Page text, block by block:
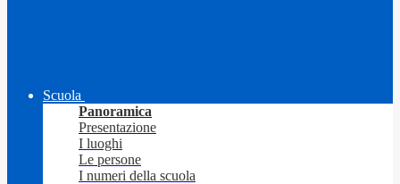
Scuola
Panoramica
Presentazione
I luoghi
Le persone
I numeri della scuola